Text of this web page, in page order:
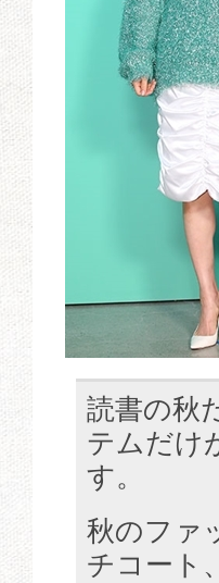
読書の秋
テムだけ
す。
秋のファ
チコート、